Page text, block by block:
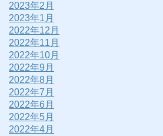
2023年2月
2023年1月
2022年12月
2022年11月
2022年10月
2022年9月
2022年8月
2022年7月
2022年6月
2022年5月
2022年4月